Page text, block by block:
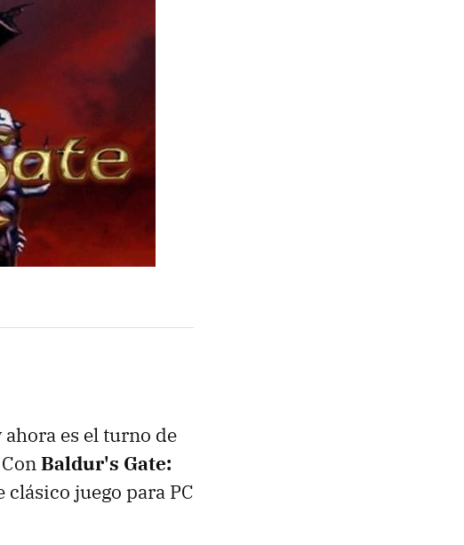
es el turno de
Baldur's Gate:
juego para PC